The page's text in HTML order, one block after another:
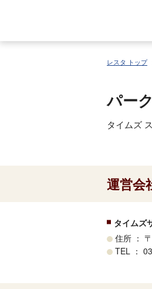
レスタ トップ
パー
タイムズ
運営会
タイムズ
住所 ：
TEL ：